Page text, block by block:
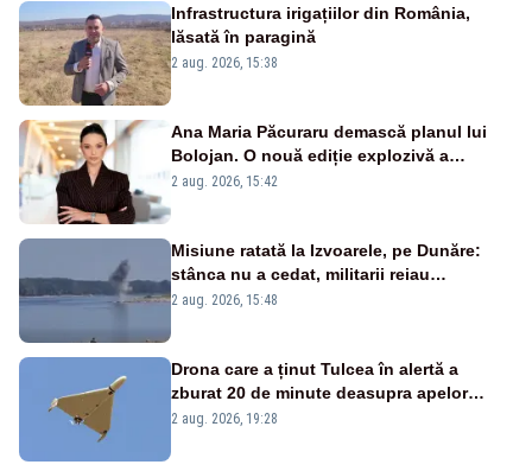
Infrastructura irigațiilor din România,
lăsată în paragină
2 aug. 2026, 15:38
Ana Maria Păcuraru demască planul lui
Bolojan. O nouă ediție explozivă a
emisiunii „Miza Zilei” la Realitatea PLUS
2 aug. 2026, 15:42
Misiune ratată la Izvoarele, pe Dunăre:
stânca nu a cedat, militarii reiau
detonările luni – VIDEO
2 aug. 2026, 15:48
Drona care a ținut Tulcea în alertă a
zburat 20 de minute deasupra apelor
României. Au fost ridicate două F-16
2 aug. 2026, 19:28